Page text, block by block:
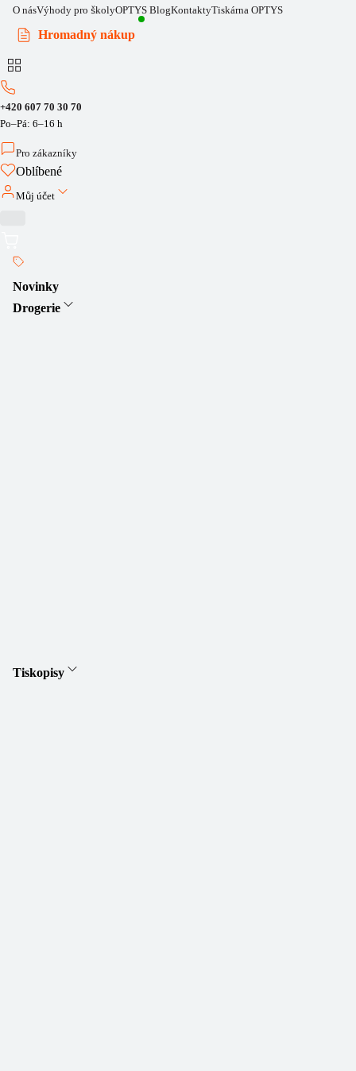
O násVýhody pro školyOPTYS BlogKontaktyTiskárna OPTYS
Hromadný nákup
+420 607 70 30 70
Po–Pá: 6–16 h
Pro zákazníky
Oblíbené
Můj účet
Novinky
Drogerie
Tiskopisy